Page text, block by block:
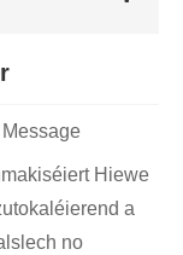
Hiewe
a
no